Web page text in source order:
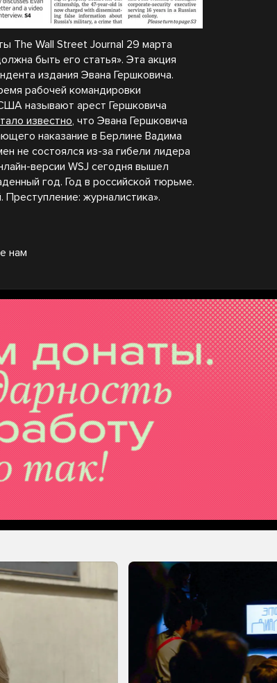
The Wall Street Journal 29 марта
быть его статья». Эта акция
издания Эвана Гершковича.
рабочей командировки
называют арест Гершковича
известно, что Эвана Гершковича
наказание в Берлине Вадима
не состоялся из-за гибели лидера
версии WSJ сегодня вышел
год. Год в российской тюрьме.
Преступление: журналистика».
нам